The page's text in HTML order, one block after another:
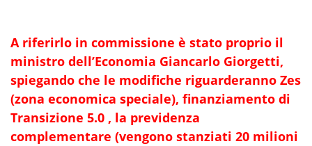
A riferirlo in commissione è stato proprio il
ministro dell’Economia Giancarlo Giorgetti,
spiegando che le modifiche riguarderanno Zes
(zona economica speciale), finanziamento di
Transizione 5.0 , la previdenza
complementare (vengono stanziati 20 milioni